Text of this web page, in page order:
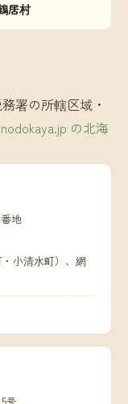
居村
署の所轄区域・
の北海
地
小清水町）、網